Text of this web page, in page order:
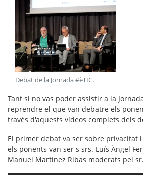
Debat de la Jornada #èTIC.
Tant si no vas poder assistir a la
reprendre el que van debatre els
través d'aquests vídeos complets dels
El primer debat va ser sobre privacitat
els ponents van ser s srs. Luís Àngel
Manuel Martínez Ribas moderats pel sr.